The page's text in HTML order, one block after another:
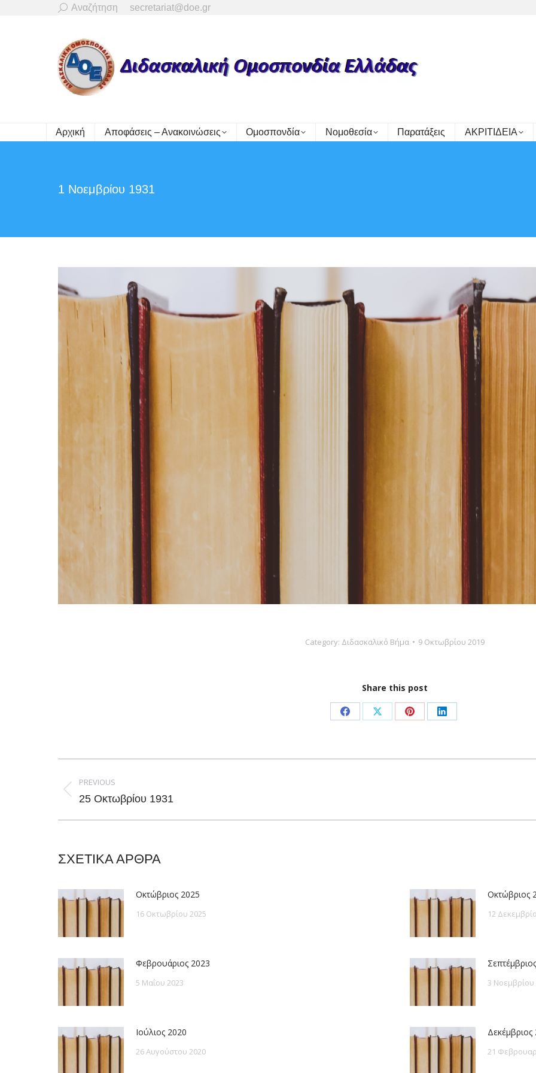
Search:
Αναζήτηση secretariat@doe.gr
Αρχική Αποφάσεις – Ανακοινώσεις Ομοσπονδία Νομοθεσία Παρατάξεις ΑΚΡΙΤΙΔΕΙΑ
1 Νοεμβρίου 1931
Category: Διδασκαλικό Βήμα 9 Οκτωβρίου 2019
Share this post
Share
Facebook
Share
X
Share
Pinterest
Share
LinkedIn
navigation
PREVIOUS
Previous
25 Οκτωβρίου 1931
ΣΧΕΤΙΚΑ ΑΡΘΡΑ
Οκτώβριος 2025
16 Οκτωβρίου 2025
Οκτώβριος
12
Φεβρουάριος 2023
5 Μαΐου 2023 3 Νοεμβρίου
Ιούλιος 2020
26 Αυγούστου 2020
Δεκέμβριος
21